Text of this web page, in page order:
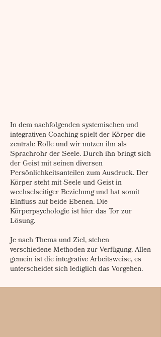
In dem nachfolgenden systemischen und
integrativen Coaching spielt der Körper die
zentrale Rolle und wir nutzen ihn als
Sprachrohr der Seele. Durch ihn bringt sich
der Geist mit seinen diversen
Persönlichkeitsanteilen zum Ausdruck. Der
Körper steht mit Seele und Geist in
wechselseitiger Beziehung und hat somit
Einfluss auf beide Ebenen. Die
Körperpsychologie ist hier das Tor zur
Lösung.
Je nach Thema und Ziel, stehen
verschiedene Methoden zur Verfügung. Allen
gemein ist die integrative Arbeitsweise, es
unterscheidet sich lediglich das Vorgehen.